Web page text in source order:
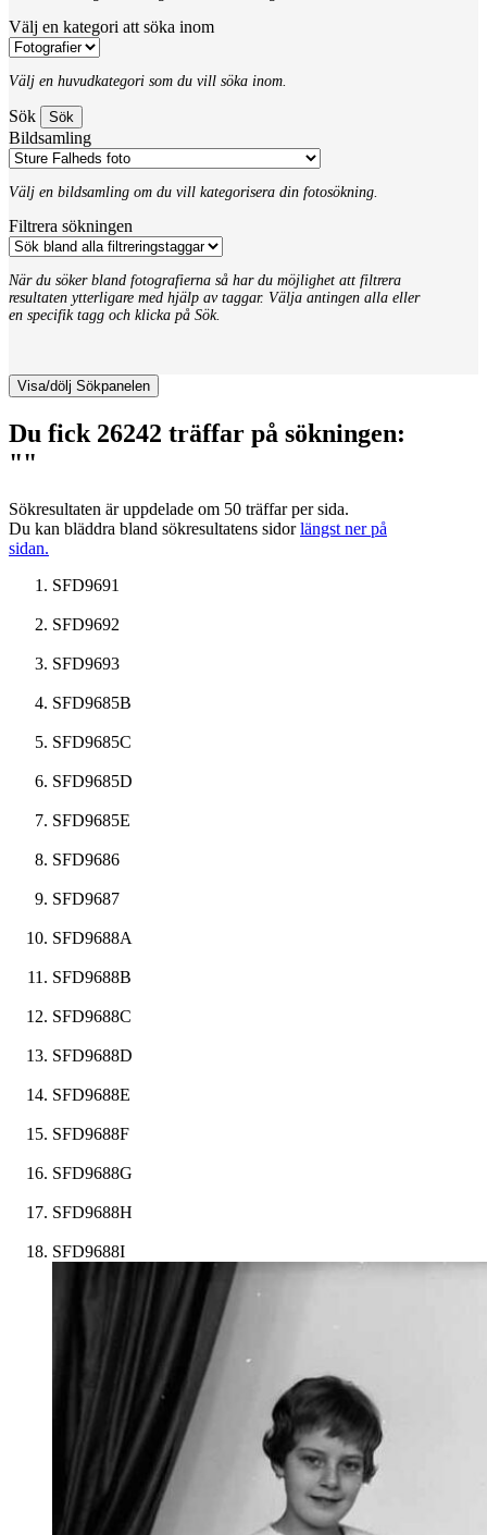
Välj en kategori att söka inom
Välj en huvudkategori som du vill söka inom.
Sök
Bildsamling
Välj en bildsamling om du vill kategorisera din fotosökning.
Filtrera sökningen
När du söker bland fotografierna så har du möjlighet att filtrera
resultaten ytterligare med hjälp av taggar. Välja antingen alla eller
en specifik tagg och klicka på Sök.
Visa/dölj Sökpanelen
Du fick 26242 träffar på sökningen:
""
Sökresultaten är uppdelade om 50 träffar per sida.
Du kan bläddra bland sökresultatens sidorlängst ner på
sidan.
SFD9691
SFD9692
SFD9693
SFD9685B
SFD9685C
SFD9685D
SFD9685E
SFD9686
SFD9687
SFD9688A
SFD9688B
SFD9688C
SFD9688D
SFD9688E
SFD9688F
SFD9688G
SFD9688H
SFD9688I